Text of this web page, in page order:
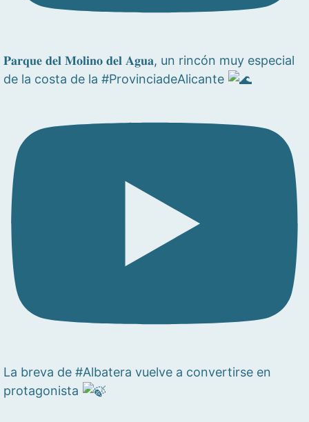
𝐏𝐚𝐫𝐪𝐮𝐞 𝐝𝐞𝐥 𝐌𝐨𝐥𝐢𝐧𝐨 𝐝𝐞𝐥 𝐀𝐠𝐮𝐚, un rincón muy especial
de la costa de la #ProvinciadeAlicante
La breva de #Albatera vuelve a convertirse en
protagonista